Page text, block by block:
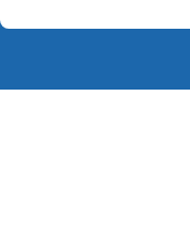
少提前